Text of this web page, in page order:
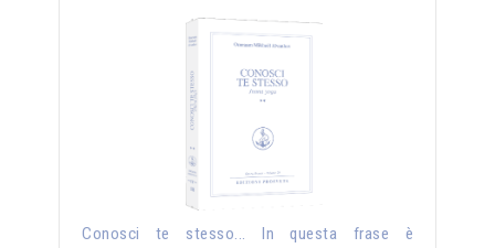
Conosci te stesso... In questa frase è